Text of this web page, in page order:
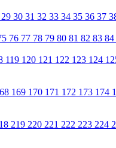
29 30 31 32 33 34 35 36 37
76 77 78 79 80 81 82 83 84
119 120 121 122 123 124
169 170 171 172 173 174
219 220 221 222 223 224